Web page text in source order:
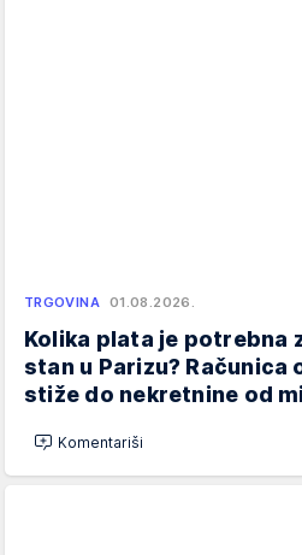
TRGOVINA 01.08.2026.
Kolika plata je potrebna
stan u Parizu? Računica
stiže do nekretnine od
Komentariši